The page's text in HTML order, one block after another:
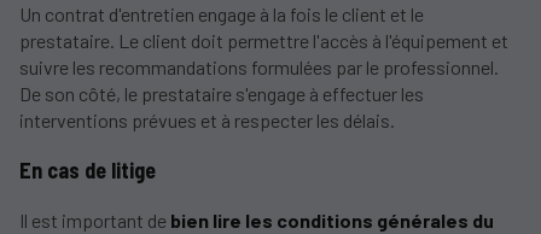
Un contrat d'entretien engage à la fois le client et le
prestataire. Le client doit permettre l'accès à l'équipement et
suivre les recommandations formulées par le professionnel.
De son côté, le prestataire s'engage à effectuer les
interventions prévues et à respecter les délais.
En cas de litige
Il est important de bien lire les conditions générales du